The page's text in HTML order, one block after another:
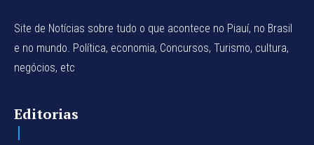
Site de Notícias sobre tudo o que acontece no Piauí, no Brasil
e no mundo. Política, economia, Concursos, Turismo, cultura,
negócios, etc
Editorias